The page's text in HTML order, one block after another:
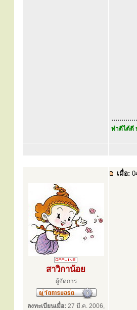
ทำดีได้ดี
เมื่อ:
สาวิกาน้อย
ผู้จัดการ
ลงทะเบียนเมื่อ: 27 มี.ค. 2006,